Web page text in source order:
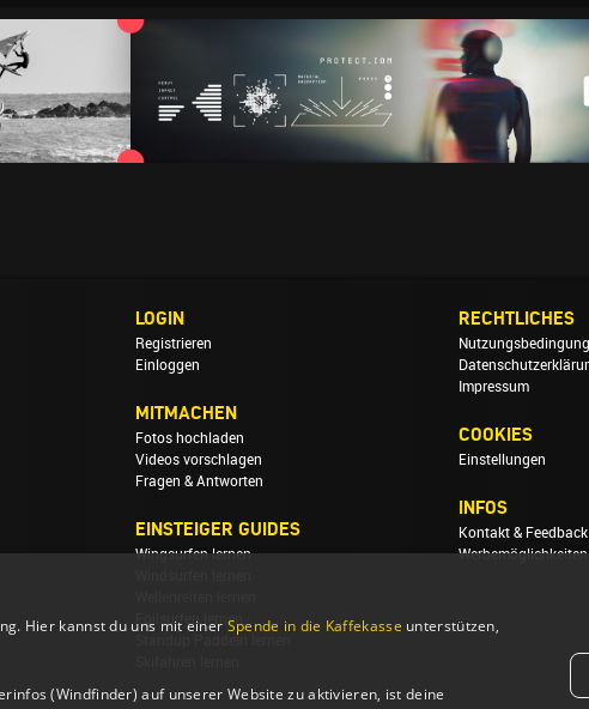
LOGIN
Registrieren
Einloggen
MITMACHEN
Fotos hochladen
Videos vorschlagen
Fragen & Antworten
EINSTEIGER GUIDES
Wingsurfen lernen
Foilsurfen lernen
Standup Paddeln lernen
RECHTLICHES
Impressum
COOKIES
Einstellungen
INFOS
Kontakt & Feedback
Werbemöglichkeiten
Hier kannst du uns mit einer Spende in die Kaffekasse unterstützen,
(Windfinder) auf unserer Website zu aktivieren, ist deine